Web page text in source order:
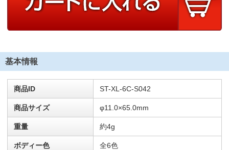
基本情報
商品ID ST-XL-6C-S042
商品サイズ φ11.0×65.0mm
重量 約4g
ボディー色 全6色